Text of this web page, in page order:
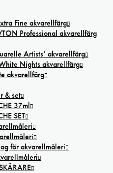
Fine akvarellfärg
Professional akvarellfärg
Artists’ akvarellfärg
White Nights akvarellfärg
akvarellfärg
& set
37ml
SET
för akvarellmåleri